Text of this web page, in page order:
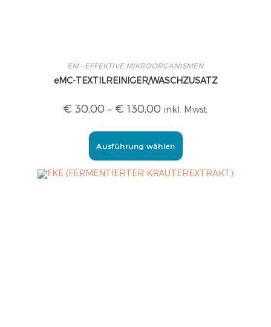
EM - EFFEKTIVE MIKROORGANISMEN
eMC-TEXTILREINIGER/WASCHZUSATZ
€ 30,00 – € 130,00 inkl. Mwst.
Ausführung wählen